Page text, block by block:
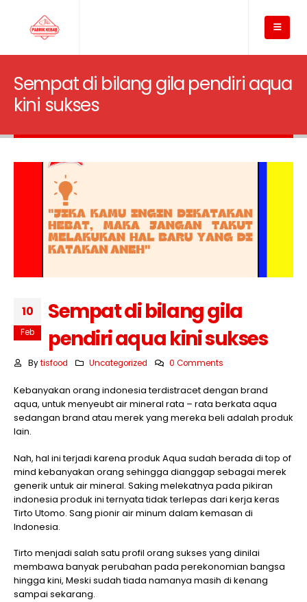
Sempat di bilang gila pendiri aqua
kini sukses
10
Feb
Sempat di bilang gila
pendiri aqua kini sukses
By tisfood Uncategorized 0 Comments
Kebanyakan orang indonesia terdistracet dengan brand
aqua, untuk menyeubt air mineral rata – rata berkata aqua
sedangan brand atau merek yang mereka beli adalah produk
lain.
Nah, hal ini terjadi karena produk Aqua sudah berada di top of
mind kebanyakan orang sehingga dianggap sebagai merek
generik untuk air mineral. Saking melekatnya pada pikiran
indonesia produk ini ternyata tidak terlepas dari kerja keras
Tirto Utomo. Sang pionir air minum dalam kemasan di
Indonesia.
Tirto menjadi salah satu profil orang sukses yang dinilai
membawa banyak perubahan pada perekonomian bangsa
hingga kini, Meski sudah tiada namanya masih di kenang
sampai sekarang.